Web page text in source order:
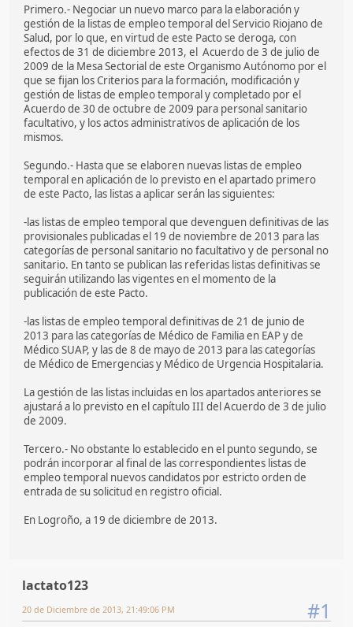
Primero.- Negociar un nuevo marco para la elaboración y
gestión de la listas de empleo temporal del Servicio Riojano de
Salud, por lo que, en virtud de este Pacto se deroga, con
efectos de 31 de diciembre 2013, el Acuerdo de 3 de julio de
2009 de la Mesa Sectorial de este Organismo Autónomo por el
que se fijan los Criterios para la formación, modificación y
gestión de listas de empleo temporal y completado por el
Acuerdo de 30 de octubre de 2009 para personal sanitario
facultativo, y los actos administrativos de aplicación de los
mismos.
Segundo.- Hasta que se elaboren nuevas listas de empleo
temporal en aplicación de lo previsto en el apartado primero
de este Pacto, las listas a aplicar serán las siguientes:
-las listas de empleo temporal que devenguen definitivas de las
provisionales publicadas el 19 de noviembre de 2013 para las
categorías de personal sanitario no facultativo y de personal no
sanitario. En tanto se publican las referidas listas definitivas se
seguirán utilizando las vigentes en el momento de la
publicación de este Pacto.
-las listas de empleo temporal definitivas de 21 de junio de
2013 para las categorías de Médico de Familia en EAP y de
Médico SUAP, y las de 8 de mayo de 2013 para las categorías
de Médico de Emergencias y Médico de Urgencia Hospitalaria.
La gestión de las listas incluidas en los apartados anteriores se
ajustará a lo previsto en el capítulo III del Acuerdo de 3 de julio
de 2009.
Tercero.- No obstante lo establecido en el punto segundo, se
podrán incorporar al final de las correspondientes listas de
empleo temporal nuevos candidatos por estricto orden de
entrada de su solicitud en registro oficial.
En Logroño, a 19 de diciembre de 2013.
lactato123
#1
20 de Diciembre de 2013, 21:49:06 PM